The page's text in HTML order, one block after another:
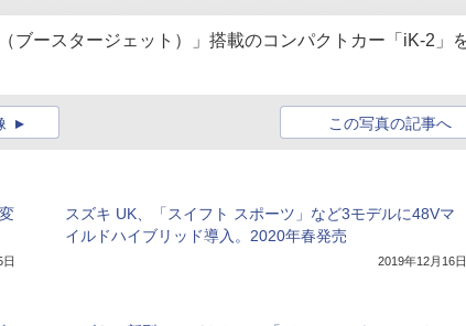
ブースタージェット）」搭載のコンパクトカー「iK-2」
この写真の記事へ
スズキ UK、「スイフト スポーツ」など3モデルに48Vマ
イルドハイブリッド導入。2020年春発売
2019年12月16日